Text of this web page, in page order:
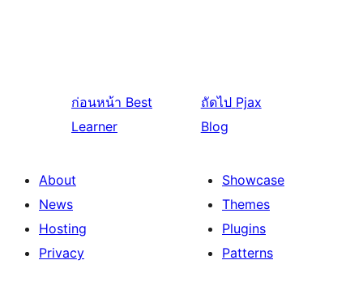
ก่อนหน้า Best
Learner
ถัดไป Pjax
Blog
About
News
Hosting
Privacy
Showcase
Themes
Plugins
Patterns